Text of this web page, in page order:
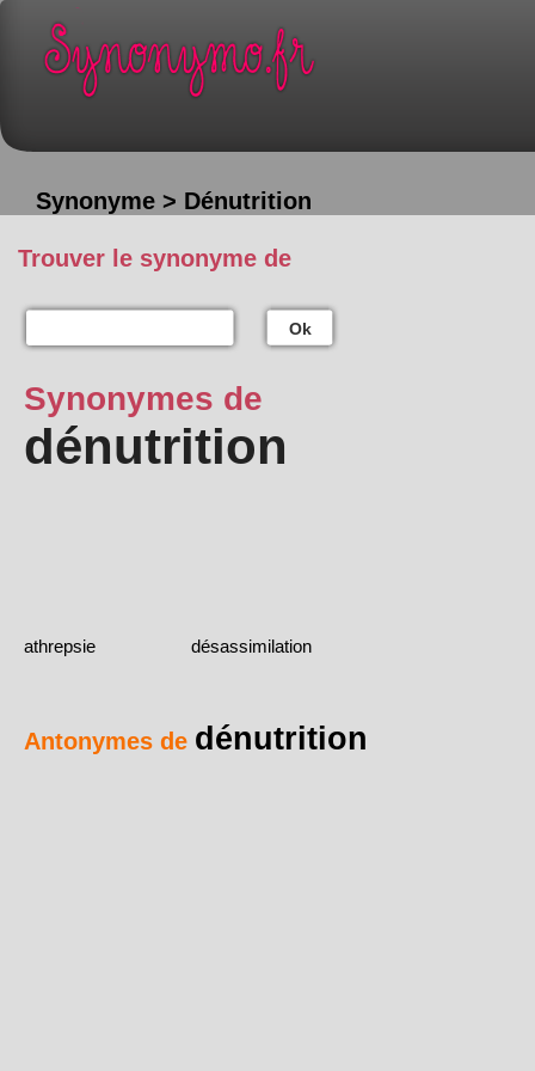
Synonyme > Dénutrition
Trouver le synonyme de
Ok
Synonymes de
dénutrition
athrepsie désassimilation
Antonymes de dénutrition